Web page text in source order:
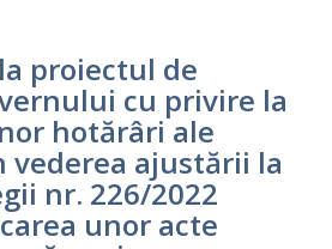
proiectul de
cu privire la
hotărâri ale
vederea ajustării la
nr. 226/2022
unor acte